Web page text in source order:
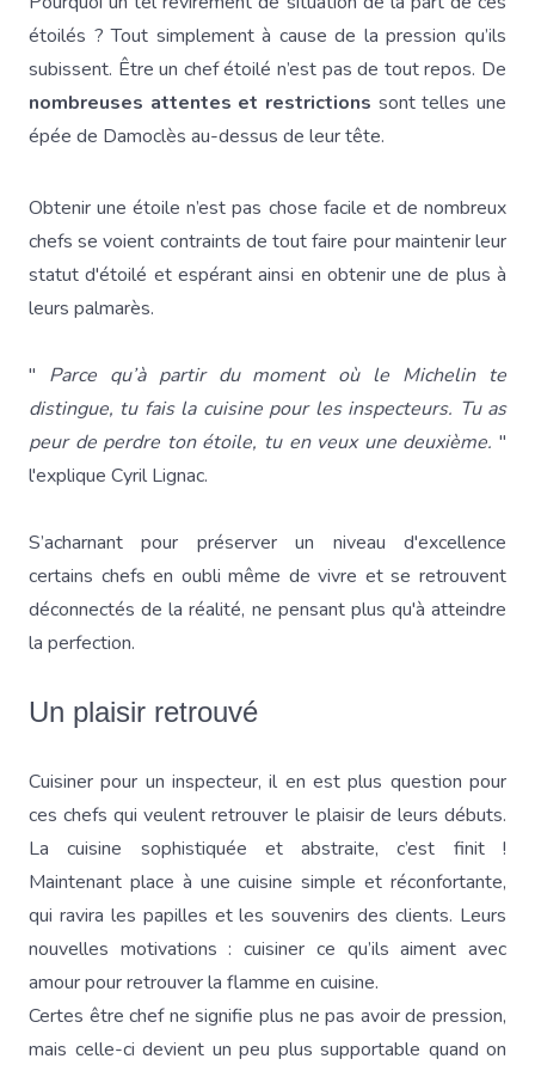
étoilés ? Tout simplement à cause de la pression qu’ils
subissent. Être un chef étoilé n’est pas de tout repos. De
nombreuses attentes et restrictions sont telles une
épée de Damoclès au-dessus de leur tête.
Obtenir une étoile n’est pas chose facile et de nombreux
chefs se voient contraints de tout faire pour maintenir leur
statut d'étoilé et espérant ainsi en obtenir une de plus à
leurs palmarès.
" Parce qu’à partir du moment où le Michelin te
distingue, tu fais la cuisine pour les inspecteurs. Tu as
peur de perdre ton étoile, tu en veux une deuxième. "
l'explique Cyril Lignac.
S’acharnant pour préserver un niveau d'excellence
certains chefs en oubli même de vivre et se retrouvent
déconnectés de la réalité, ne pensant plus qu'à atteindre
la perfection.
Un plaisir retrouvé
Cuisiner pour un inspecteur, il en est plus question pour
ces chefs qui veulent retrouver le plaisir de leurs débuts.
La cuisine sophistiquée et abstraite, c’est finit !
Maintenant place à une cuisine simple et réconfortante,
qui ravira les papilles et les souvenirs des clients. Leurs
nouvelles motivations : cuisiner ce qu’ils aiment avec
amour pour retrouver la flamme en cuisine.
Certes être chef ne signifie plus ne pas avoir de pression,
mais celle-ci devient un peu plus supportable quand on